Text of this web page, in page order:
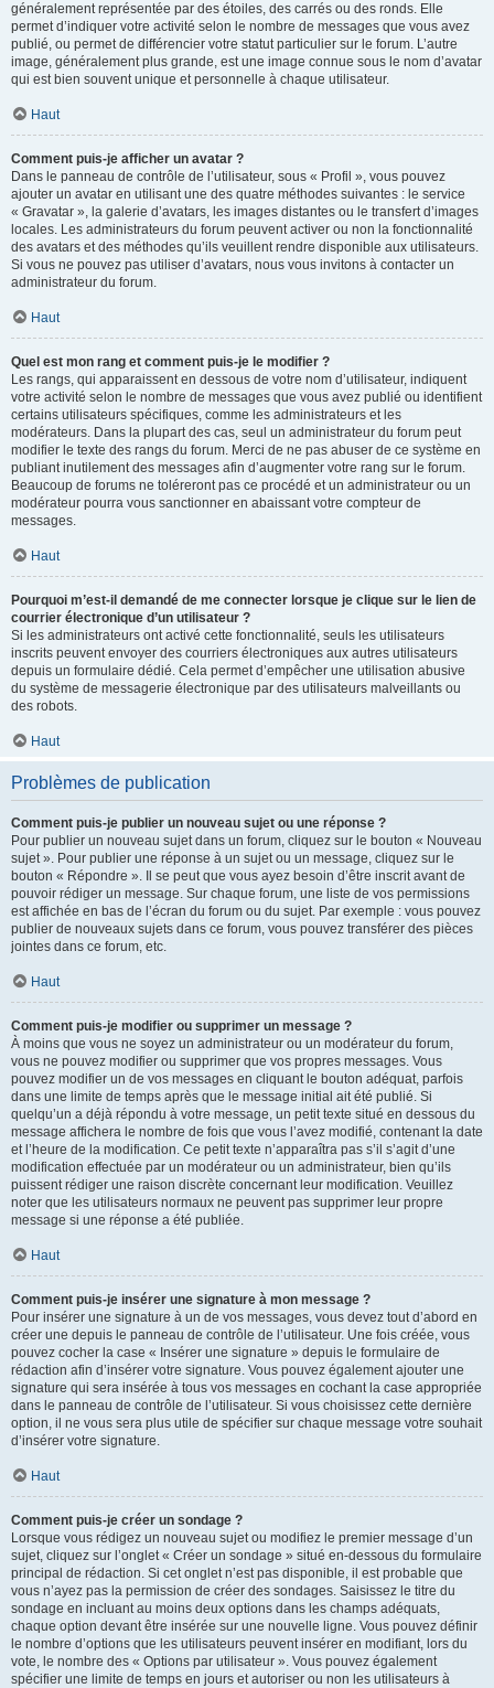
généralement représentée par des étoiles, des carrés ou des ronds. Elle
permet d’indiquer votre activité selon le nombre de messages que vous avez
publié, ou permet de différencier votre statut particulier sur le forum. L’autre
image, généralement plus grande, est une image connue sous le nom d’avatar
qui est bien souvent unique et personnelle à chaque utilisateur.
Haut
Comment puis-je afficher un avatar ?
Dans le panneau de contrôle de l’utilisateur, sous « Profil », vous pouvez
ajouter un avatar en utilisant une des quatre méthodes suivantes : le service
« Gravatar », la galerie d’avatars, les images distantes ou le transfert d’images
locales. Les administrateurs du forum peuvent activer ou non la fonctionnalité
des avatars et des méthodes qu’ils veuillent rendre disponible aux utilisateurs.
Si vous ne pouvez pas utiliser d’avatars, nous vous invitons à contacter un
administrateur du forum.
Haut
Quel est mon rang et comment puis-je le modifier ?
Les rangs, qui apparaissent en dessous de votre nom d’utilisateur, indiquent
votre activité selon le nombre de messages que vous avez publié ou identifient
certains utilisateurs spécifiques, comme les administrateurs et les
modérateurs. Dans la plupart des cas, seul un administrateur du forum peut
modifier le texte des rangs du forum. Merci de ne pas abuser de ce système en
publiant inutilement des messages afin d’augmenter votre rang sur le forum.
Beaucoup de forums ne toléreront pas ce procédé et un administrateur ou un
modérateur pourra vous sanctionner en abaissant votre compteur de
messages.
Haut
Pourquoi m’est-il demandé de me connecter lorsque je clique sur le lien de
courrier électronique d’un utilisateur ?
Si les administrateurs ont activé cette fonctionnalité, seuls les utilisateurs
inscrits peuvent envoyer des courriers électroniques aux autres utilisateurs
depuis un formulaire dédié. Cela permet d’empêcher une utilisation abusive
du système de messagerie électronique par des utilisateurs malveillants ou
des robots.
Haut
Problèmes de publication
Comment puis-je publier un nouveau sujet ou une réponse ?
Pour publier un nouveau sujet dans un forum, cliquez sur le bouton « Nouveau
sujet ». Pour publier une réponse à un sujet ou un message, cliquez sur le
bouton « Répondre ». Il se peut que vous ayez besoin d’être inscrit avant de
pouvoir rédiger un message. Sur chaque forum, une liste de vos permissions
est affichée en bas de l’écran du forum ou du sujet. Par exemple : vous pouvez
publier de nouveaux sujets dans ce forum, vous pouvez transférer des pièces
jointes dans ce forum, etc.
Haut
Comment puis-je modifier ou supprimer un message ?
À moins que vous ne soyez un administrateur ou un modérateur du forum,
vous ne pouvez modifier ou supprimer que vos propres messages. Vous
pouvez modifier un de vos messages en cliquant le bouton adéquat, parfois
dans une limite de temps après que le message initial ait été publié. Si
quelqu’un a déjà répondu à votre message, un petit texte situé en dessous du
message affichera le nombre de fois que vous l’avez modifié, contenant la date
et l’heure de la modification. Ce petit texte n’apparaîtra pas s’il s’agit d’une
modification effectuée par un modérateur ou un administrateur, bien qu’ils
puissent rédiger une raison discrète concernant leur modification. Veuillez
noter que les utilisateurs normaux ne peuvent pas supprimer leur propre
message si une réponse a été publiée.
Haut
Comment puis-je insérer une signature à mon message ?
Pour insérer une signature à un de vos messages, vous devez tout d’abord en
créer une depuis le panneau de contrôle de l’utilisateur. Une fois créée, vous
pouvez cocher la case « Insérer une signature » depuis le formulaire de
rédaction afin d’insérer votre signature. Vous pouvez également ajouter une
signature qui sera insérée à tous vos messages en cochant la case appropriée
dans le panneau de contrôle de l’utilisateur. Si vous choisissez cette dernière
option, il ne vous sera plus utile de spécifier sur chaque message votre souhait
d’insérer votre signature.
Haut
Comment puis-je créer un sondage ?
Lorsque vous rédigez un nouveau sujet ou modifiez le premier message d’un
sujet, cliquez sur l’onglet « Créer un sondage » situé en-dessous du formulaire
principal de rédaction. Si cet onglet n’est pas disponible, il est probable que
vous n’ayez pas la permission de créer des sondages. Saisissez le titre du
sondage en incluant au moins deux options dans les champs adéquats,
chaque option devant être insérée sur une nouvelle ligne. Vous pouvez définir
le nombre d’options que les utilisateurs peuvent insérer en modifiant, lors du
vote, le nombre des « Options par utilisateur ». Vous pouvez également
spécifier une limite de temps en jours et autoriser ou non les utilisateurs à